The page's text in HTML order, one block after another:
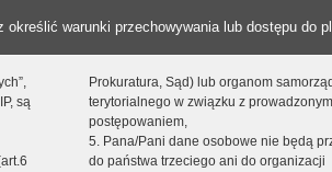
określić warunki przechowywania lub dostępu do
są
Prokuratura, Sąd) lub organom
terytorialnego w związku z prowadzonym
postępowaniem,
5. Pana/Pani dane osobowe nie będą
do państwa trzeciego ani do organizacji